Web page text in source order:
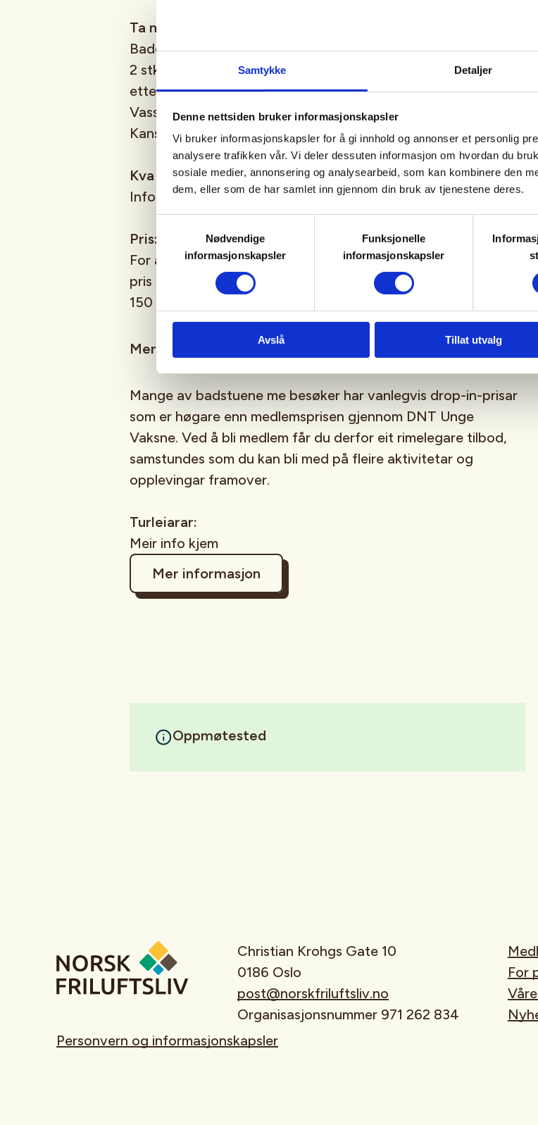
Samtykke Detaljer
Denne nettsiden bruker informasjonskapsler
Vi bruker informasjonskapsler for å gi innhold og annonser et personlig
analysere trafikken vår. Vi deler dessuten informasjon om hvordan du
sosiale medier, annonsering og analysearbeid, som kan kombinere den
dem, eller som de har samlet inn gjennom din bruk av tjenestene deres.
Nødvendige
informasjonskapsler
Funksjonelle
informasjonskapsler
Avslå Tillat utvalg
Ta med:
Badetøy
2 stk handklede ( Eit til å sitja på i saunaen og eit tørt til
etterpå)
Vassflaske
Kanskje noko smått å spise
Kva badstu:
Info kjem
Pris:
For å gjøre det enkelt og forutsigbart har me valgt ein fast
pris på alle badstu arrangementene:
150 kr for medlemmer / 250 kr for ikke-medlemmer.
Merknad!
Mange av badstuene me besøker har vanlegvis drop-in-prisar
som er høgare enn medlemsprisen gjennom DNT Unge
Vaksne. Ved å bli medlem får du derfor eit rimelegare tilbod,
samstundes som du kan bli med på fleire aktivitetar og
opplevingar framover.
Turleiarar:
Meir info kjem
Mer informasjon
Oppmøtested
Christian Krohgs Gate 10
0186 Oslo
post@norskfriluftsliv.no
Organisasjonsnummer 971 262 834
For
Personvern og informasjonskapsler